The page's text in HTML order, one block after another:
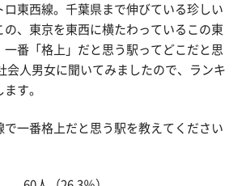
ロ東西線。千葉県まで伸びている珍しい
の、東京を東西に横たわっているこの東
一番「格上」だと思う駅ってどこだと思
会人男女に聞いてみましたので、ランキ
す。
で一番格上だと思う駅を教えてください